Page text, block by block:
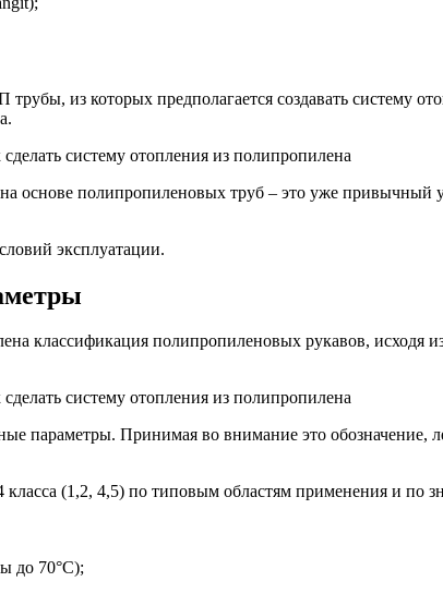
из которых предполагается создавать систему
основе полипропиленовых труб – это уже привычный
эксплуатации.
классификация полипропиленовых рукавов, исходя
параметры. Принимая во внимание это обозначение,
(1,2, 4,5) по типовым областям применения и по
до 70°С);